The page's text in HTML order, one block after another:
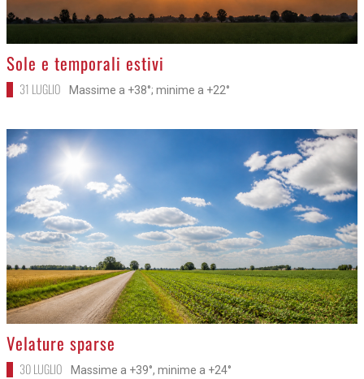
>
Sole e temporali estivi
31 LUGLIO Massime a +38°; minime a +22°
>
Velature sparse
30 LUGLIO Massime a +39°, minime a +24°